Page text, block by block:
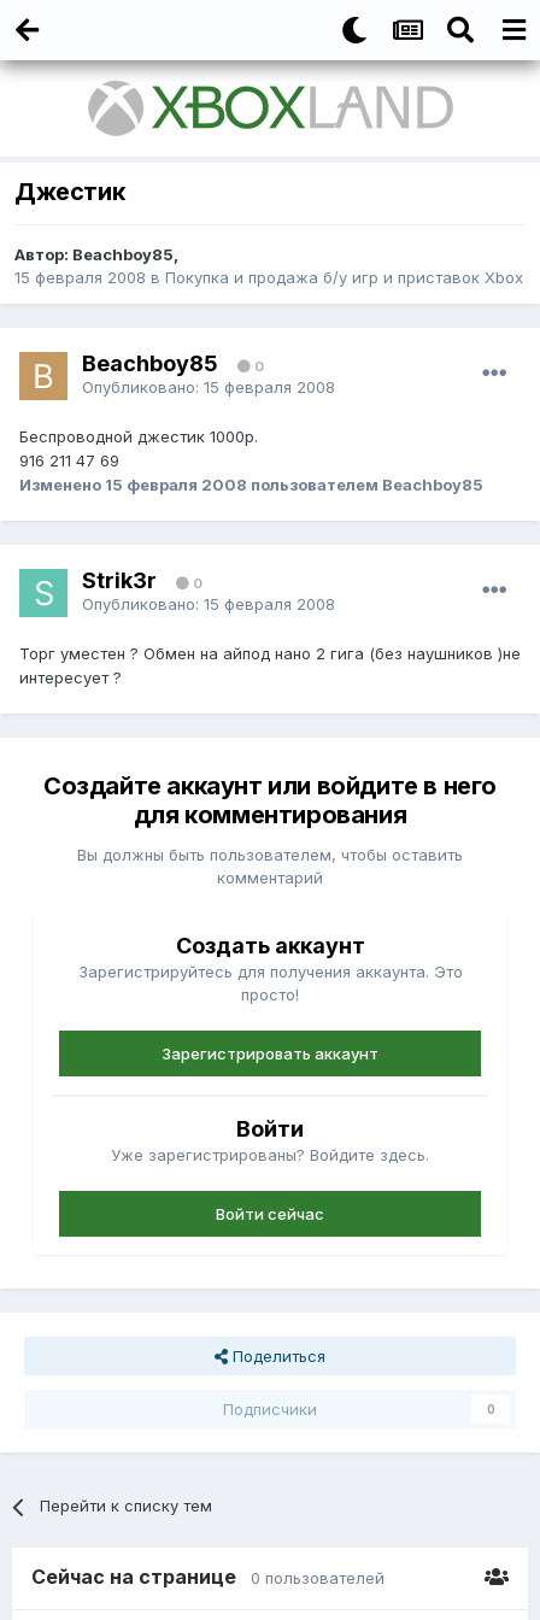
Джестик
Автор: Beachboy85,
15 февраля 2008 в Покупка и продажа б/у игр и приставок Xbox
Beachboy85 0
Опубликовано: 15 февраля 2008
Беспроводной джестик 1000р.
916 211 47 69
Изменено 15 февраля 2008 пользователем Beachboy85
Strik3r 0
Опубликовано: 15 февраля 2008
Торг уместен ? Обмен на айпод нано 2 гига (без наушников )не
интересует ?
Создайте аккаунт или войдите в него
для комментирования
Вы должны быть пользователем, чтобы оставить
комментарий
Создать аккаунт
Зарегистрируйтесь для получения аккаунта. Это
просто!
Зарегистрировать аккаунт
Войти
Уже зарегистрированы? Войдите здесь.
Войти сейчас
Поделиться
Подписчики 0
Перейти к списку тем
Сейчас на странице 0 пользователей